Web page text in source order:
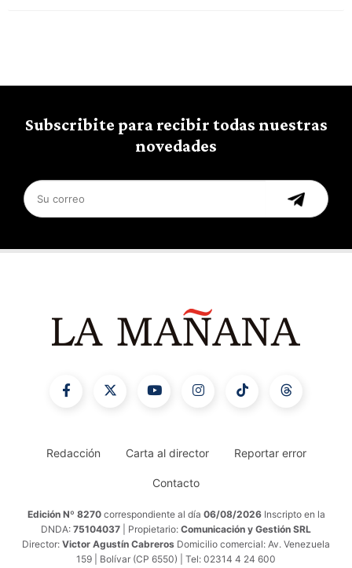
Subscribite para recibir todas nuestras
novedades
Redacción Carta al director Reportar error
Contacto
Edición Nº 8270 correspondiente al día 06/08/2026 Inscripto en la
DNDA: 75104037 | Propietario: Comunicación y Gestión SRL
Director: Victor Agustín Cabreros Domicilio comercial: Av. Venezuela
159 | Bolívar (CP 6550) | Tel: 02314 4 24 600